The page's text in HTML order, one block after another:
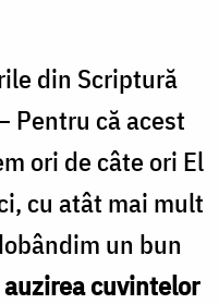
din Scriptură
Pentru că acest
ori de câte ori El
cu atât mai mult
un bun
auzirea cuvintelor